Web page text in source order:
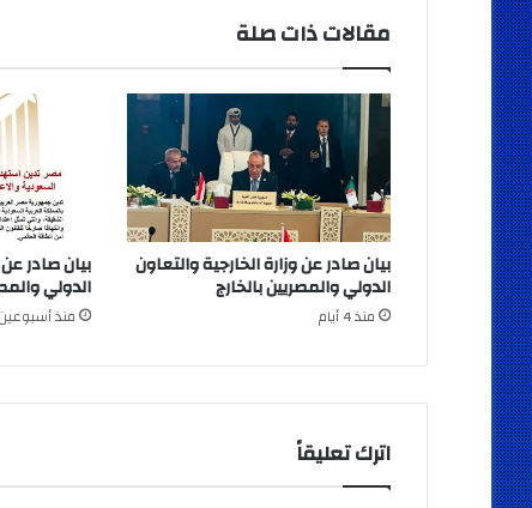
مقالات ذات صلة
بيان صادر عن وزارة الخارجية والتعاون
الدولي والمصريين بالخارج
منذ 4 أيام
بيان صادر عن
الدولي
منذ أسبوعين
اترك تعليقاً